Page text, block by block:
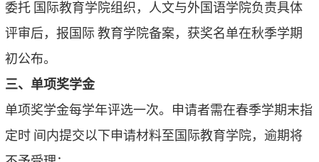
委托 国际教育学院组织，人文与外国语学院负责具体
评审后，报国际 教育学院备案，获奖名单在秋季学期
初公布。
三、单项奖学金
单项奖学金每学年评选一次。申请者需在春季学期末指
定时 间内提交以下申请材料至国际教育学院，逾期将